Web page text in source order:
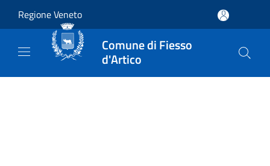
Regione Veneto
Comune di Fiesso
d'Artico